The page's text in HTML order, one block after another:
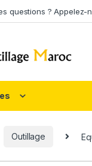
questions ? Appelez-
Outillage